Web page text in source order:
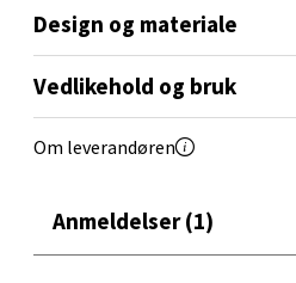
Design og materiale
Vedlikehold og bruk
Om leverandøren
Anmeldelser (1)
Thon Senter Orkanger,
Orkanger
0 i butikk